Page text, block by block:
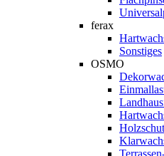
ferax
Sonstiges
OSMO